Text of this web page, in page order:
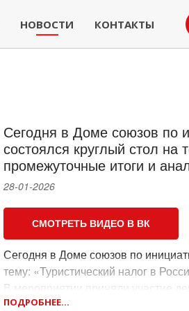
НОВОСТИ КОНТАКТЫ
Сегодня в Доме союзов по
состоялся круглый стол на
промежуточные итоги и
28-01-2026
СМОТРЕТЬ ВИДЕО В ВК
Сегодня в Доме союзов по
тему: «Туристический налог в
В мероприятии приняли участие
муниципалитетов и туристической
ПОДРОБНЕЕ...